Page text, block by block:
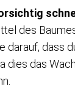
des
darauf, dass
dies das